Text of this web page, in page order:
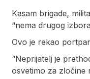
Kasam brigade,
“nema drugog
Ovo je rekao
“Neprijatelj je
osvetimo za zločine